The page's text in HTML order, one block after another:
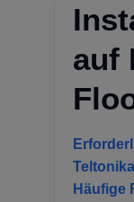
auf
Häufige